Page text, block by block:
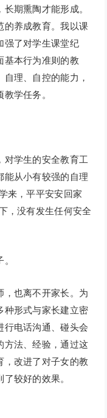
期熏陶才能形成。
的养成教育。我以课
强了对学生课堂纪
基本行为准则的教
理、自控的能力，
学任务。
对学生的安全教育工
能从小有较强的自理
来，平平安安回家
，没有发生任何安全
，也离不开家长。为
种形式与家长建立密
行电话沟通、碰头会
方法、经验，通过这
，改进了对子女的教
较好的效果。